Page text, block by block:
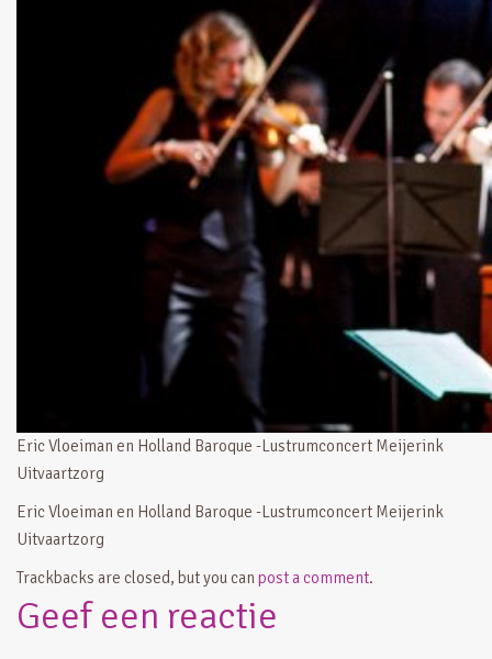
Eric Vloeiman en Holland Baroque -Lustrumconcert Meijerink
Uitvaartzorg
Eric Vloeiman en Holland Baroque -Lustrumconcert Meijerink
Uitvaartzorg
Trackbacks are closed, but you can post a comment.
Geef een reactie